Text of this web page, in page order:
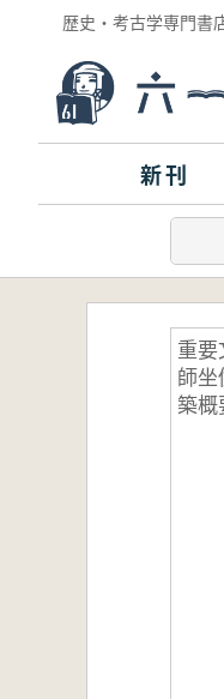
歴史・考古学専門書
新刊
重
師
築